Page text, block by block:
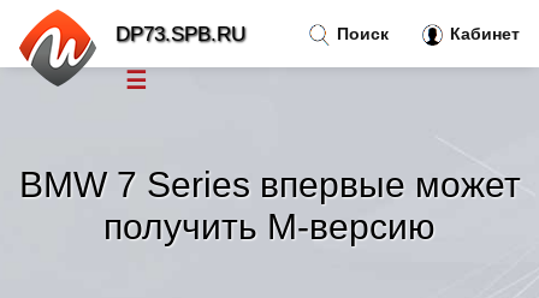
BMW 7 Series впервые может
получить M-версию
Поиск Кабинет
DP73.SPB.RU
☰
Тренды новостей»